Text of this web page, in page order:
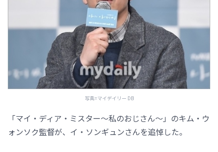
写真=マイデイリー DB
「マイ・ディア・ミスター～私のおじさん～」のキム・ウ
ォンソク監督が、イ・ソンギュンさんを追悼した。